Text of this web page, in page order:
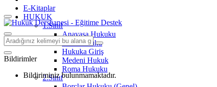
E-Kitaplar
HUKUK
1.Sınıf
Anayasa Hukuku
Aile Hukuku
Hukuka Giriş
Medeni Hukuk
Roma Hukuku
2.Sınıf
Bildirimler
Bildiriminiz bulunmamaktadır.